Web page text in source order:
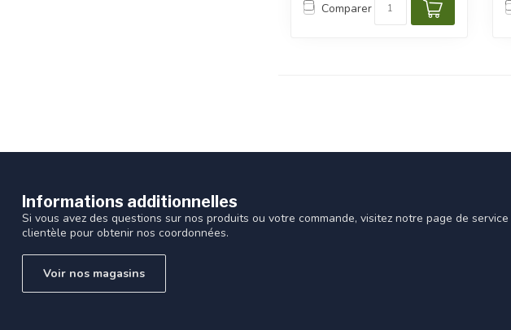
Comparer
Informations additionnelles
Si vous avez des questions sur nos produits ou votre commande, visitez notre page de
clientèle pour obtenir nos coordonnées.
Voir nos magasins